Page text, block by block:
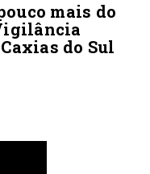
mais do
do Sul